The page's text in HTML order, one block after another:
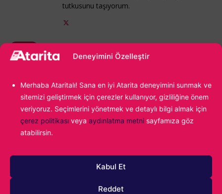
Deneyimini Özelleştir
Merhaba Ataritalı! Sana en iyi Atarita deneyimini sunmak ve
sitemizi geliştirmek için çerezler kullanıyor, gizliliğine önem
veriyoruz. Seçimlerini yönetmek ve detaylı bilgi almak için
çerez politikası veya aydınlatma metni sayfamıza göz
atabilirsin.
Kabul Et
Reddet
tutkusunu taşıyorum.
Backpack Hero
2 YORUMLAR